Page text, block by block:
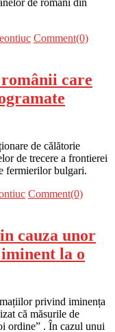
de romani din
Comment(0)
care
de călătorie
de trecere a frontierei
fermierilor bulgari.
Comment(0)
cauza unor
la o
privind iminența
că măsurile de
ordine” . În cazul unui